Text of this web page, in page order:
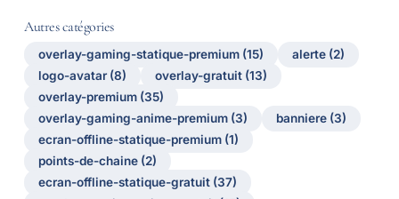
Autres catégories
overlay-gaming-statique-premium (15)
alerte (2)
logo-avatar (8)
overlay-gratuit (13)
overlay-premium (35)
overlay-gaming-anime-premium (3)
banniere (3)
ecran-offline-statique-premium (1)
points-de-chaine (2)
ecran-offline-statique-gratuit (37)